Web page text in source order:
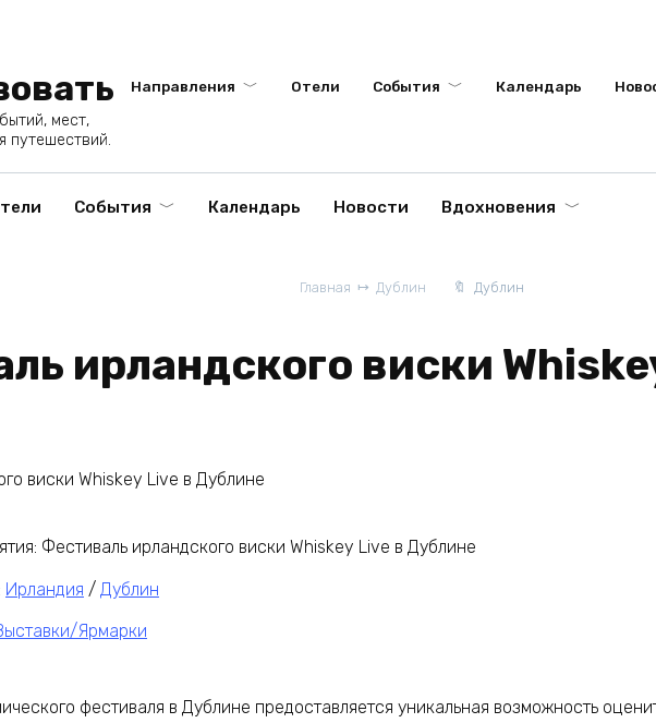
мест,
путешествий.
Направления Отели События Календарь
События Календарь Новости Вдохновения
Главная Дублин Дублин
ирландского виски
Фестиваль ирландского виски Whiskey Live в Дублине
Ирландия / Дублин
Ярмарки
фестиваля в Дублине предоставляется уникальная возможность